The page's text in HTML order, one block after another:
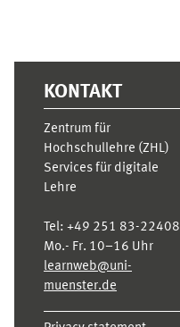
KONTAKT
Zentrum für
Hochschullehre (ZHL)
Services für digitale
Lehre
Tel: +49 251 83-22408
Mo.- Fr. 10–16 Uhr
learnweb@uni-
muenster.de